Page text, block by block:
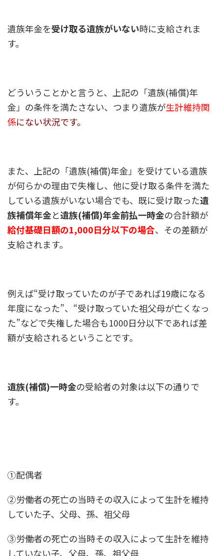
遺族年金を受け取る遺族がいない時に支給されま
す。
どういうことかと言うと、上記の「遺族(補償)年
金」の条件を満たさない、つまり遺族が生計維持関
係にない状況です。
また、上記の「遺族(補償)年金」を受けている遺族
が何らかの理由で失権し、他に受け取る条件を満た
している遺族がいない場合でも、既に受け取った遺
族補償年金と遺族(補償)年金前払一時金の合計額が
給付基礎日額の1,000日分以下の場合、その差額が
支給されます。
例えば“受け取っていたのが子であれば19歳になる
年度になった”、“受け取っていた祖父母が亡くなっ
た”などで失権した場合も1000日分以下であれば差
額が支給されるということです。
遺族(補償)一時金の受給者の対象は以下の通りで
す。
①配偶者
②労働者の死亡の当時その収入によって生計を維持
していた子、父母、孫、祖父母
③労働者の死亡の当時その収入によって生計を維持
していない子、父母、孫、祖父母